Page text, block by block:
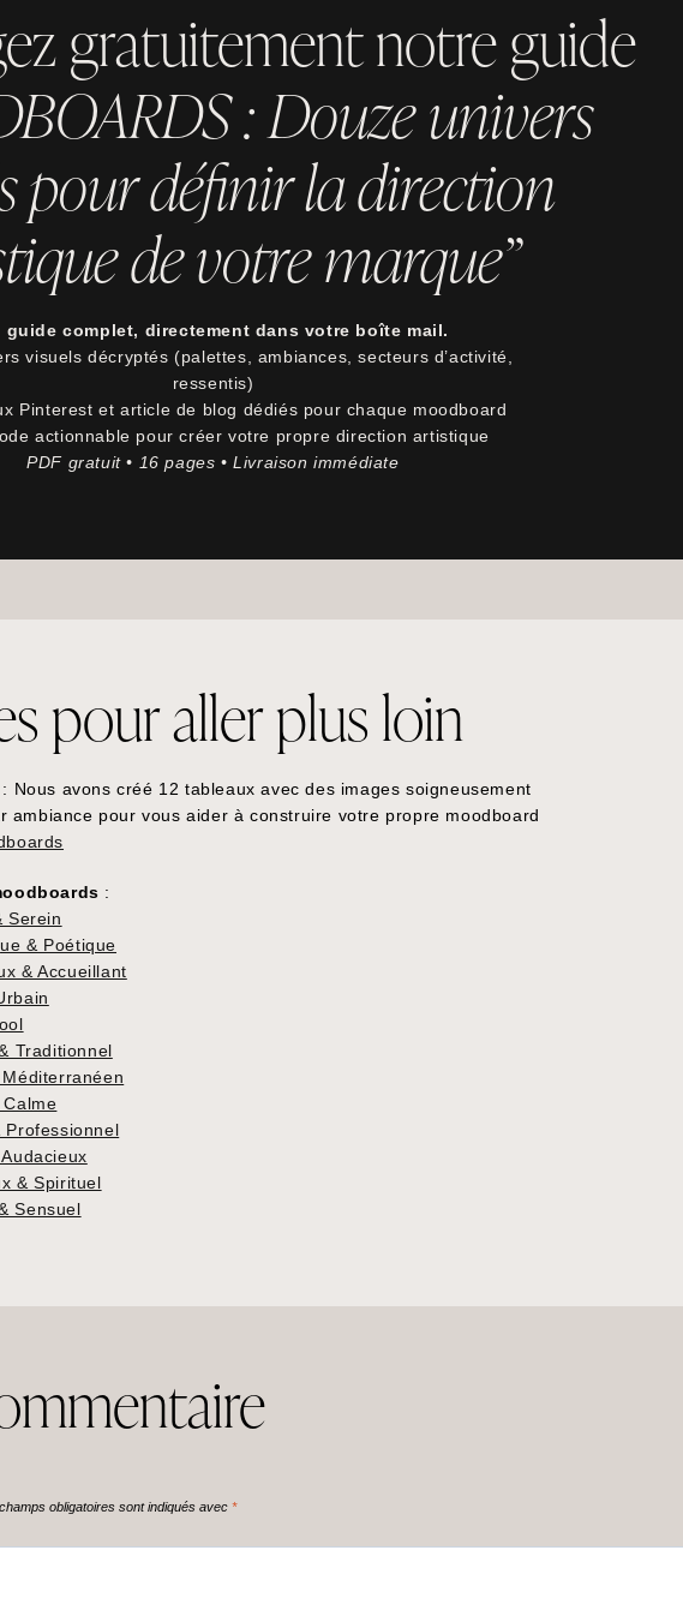
gratuitement notre guide
: Douze univers
pour définir la direction
de votre marque”
guide complet, directement dans votre boîte mail.
visuels décryptés (palettes, ambiances, secteurs d’activité,
ressentis)
Pinterest et article de blog dédiés pour chaque moodboard
actionnable pour créer votre propre direction artistique
PDF gratuit • 16 pages • Livraison immédiate
pour aller plus loin
: Nous avons créé 12 tableaux avec des images soigneusement
ambiance pour vous aider à construire votre propre moodboard
:
Serein
& Poétique
& Accueillant
Traditionnel
Professionnel
& Spirituel
Sensuel
obligatoires sont indiqués avec *